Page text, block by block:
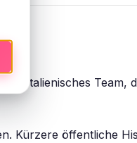
Italienisches Team,
Kürzere öffentliche